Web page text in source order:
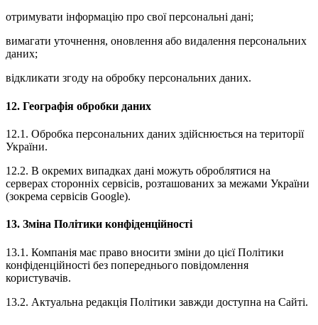
отримувати інформацію про свої персональні дані;
вимагати уточнення, оновлення або видалення персональних
даних;
відкликати згоду на обробку персональних даних.
12. Географія обробки даних
12.1. Обробка персональних даних здійснюється на території
України.
12.2. В окремих випадках дані можуть оброблятися на
серверах сторонніх сервісів, розташованих за межами України
(зокрема сервісів Google).
13. Зміна Політики конфіденційності
13.1. Компанія має право вносити зміни до цієї Політики
конфіденційності без попереднього повідомлення
користувачів.
13.2. Актуальна редакція Політики завжди доступна на Сайті.